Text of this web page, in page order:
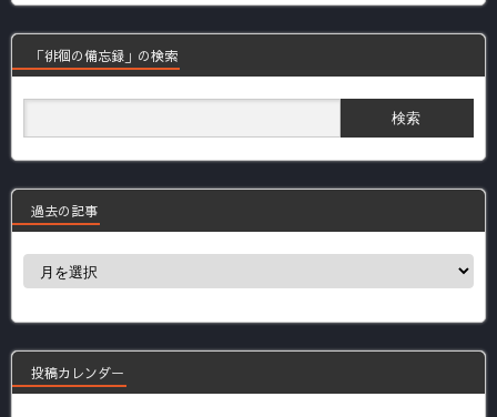
「徘徊の備忘録」の検索
過去の記事
過
事
投稿カレンダー